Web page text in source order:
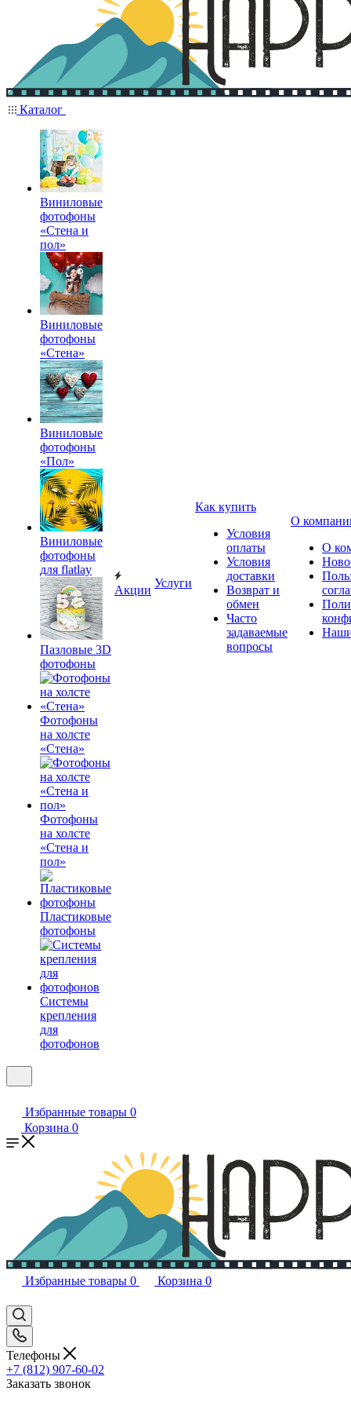
Каталог
Виниловые
фотофоны
«Стена и
пол»
Виниловые
фотофоны
«Стена»
Виниловые
фотофоны
«Пол»
Виниловые
фотофоны
для flatlay
Пазловые 3D
фотофоны
Фотофоны
на холсте
«Стена»
Фотофоны
на холсте
«Стена и
пол»
Пластиковые
фотофоны
Системы
крепления
для
фотофонов
Акции
Услуги
Как купить
Условия
оплаты
Условия
доставки
Возврат и
обмен
Часто
задаваемые
вопросы
О
О
Избранные товары 0
Корзина 0
Избранные товары 0 Корзина 0
Телефоны
+7 (812) 907-60-02
Заказать звонок